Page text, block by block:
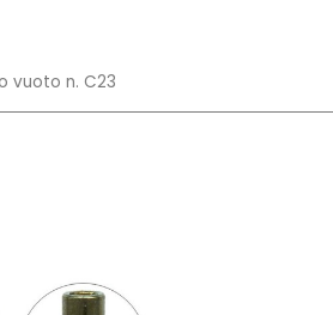
vuoto n. C23